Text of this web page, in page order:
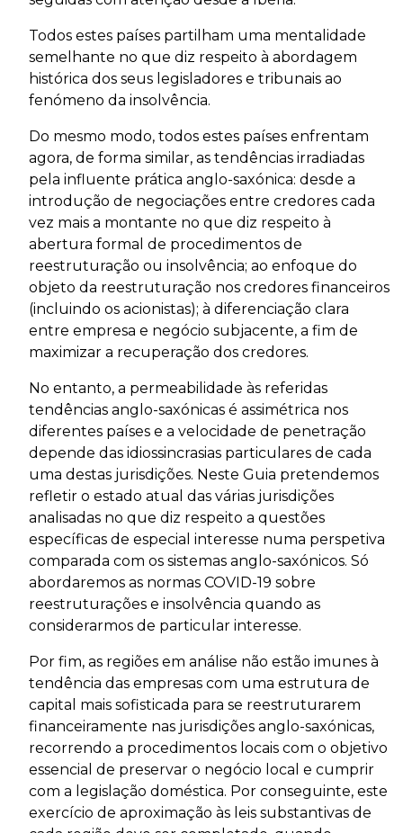
Todos estes países partilham uma mentalidade
semelhante no que diz respeito à abordagem
histórica dos seus legisladores e tribunais ao
fenómeno da insolvência.
Do mesmo modo, todos estes países enfrentam
agora, de forma similar, as tendências irradiadas
pela influente prática anglo-saxónica: desde a
introdução de negociações entre credores cada
vez mais a montante no que diz respeito à
abertura formal de procedimentos de
reestruturação ou insolvência; ao enfoque do
objeto da reestruturação nos credores financeiros
(incluindo os acionistas); à diferenciação clara
entre empresa e negócio subjacente, a fim de
maximizar a recuperação dos credores.
No entanto, a permeabilidade às referidas
tendências anglo-saxónicas é assimétrica nos
diferentes países e a velocidade de penetração
depende das idiossincrasias particulares de cada
uma destas jurisdições. Neste Guia pretendemos
refletir o estado atual das várias jurisdições
analisadas no que diz respeito a questões
específicas de especial interesse numa perspetiva
comparada com os sistemas anglo-saxónicos. Só
abordaremos as normas COVID-19 sobre
reestruturações e insolvência quando as
considerarmos de particular interesse.
Por fim, as regiões em análise não estão imunes à
tendência das empresas com uma estrutura de
capital mais sofisticada para se reestruturarem
financeiramente nas jurisdições anglo-saxónicas,
recorrendo a procedimentos locais com o objetivo
essencial de preservar o negócio local e cumprir
com a legislação doméstica. Por conseguinte, este
exercício de aproximação às leis substantivas de